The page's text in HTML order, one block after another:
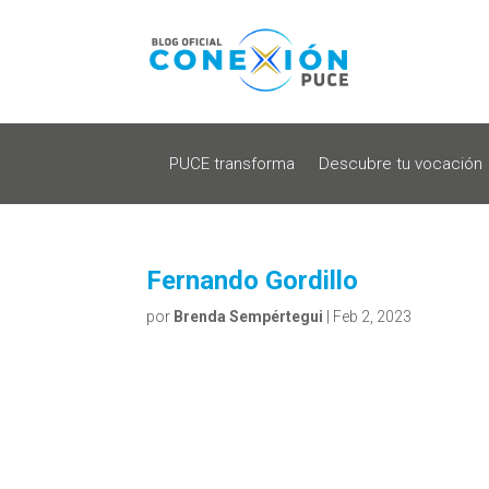
PUCE transforma Descubre tu vocación
Fernando Gordillo
por Brenda Sempértegui Feb 2, 2023